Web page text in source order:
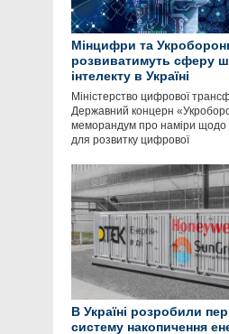
Мінцифри та
розвиватимуть сферу
інтелекту в Україні
Міністерство цифрової
Державний концерн
меморандум про наміри щодо
для розвитку цифрової
В Україні розробили
систему накопичення